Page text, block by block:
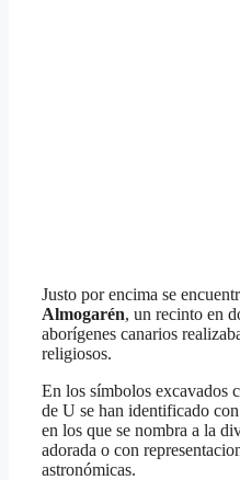
Justo por encima se
Almogarén, un recinto en
aborígenes canarios
religiosos.
En los símbolos excavados
de U se han identificado
en los que se nombra a la
adorada o con
astronómicas.